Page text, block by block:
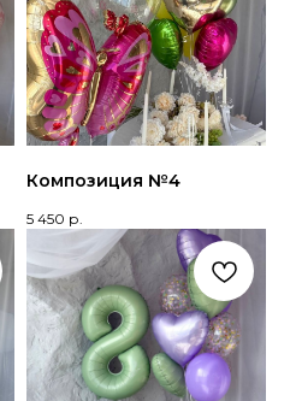
Композиция №4
5 450 р.